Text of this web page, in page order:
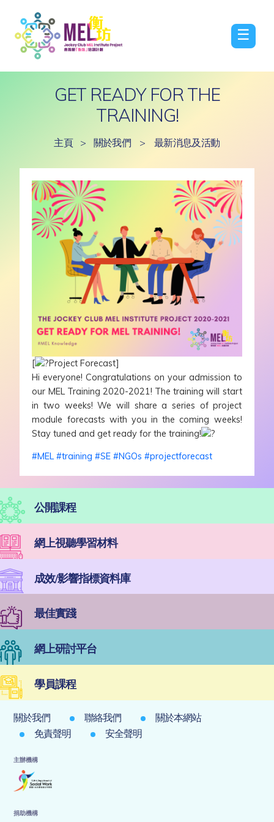
☰
GET READY FOR THE
TRAINING!
主頁 > 關於我們 > 最新消息及活動
[
Project Forecast]
Hi everyone! Congratulations on your admission to
our MEL Training 2020-2021! The training will start
in two weeks! We will share a series of project
module forecasts with you in the coming weeks!
Stay tuned and get ready for the training!
#MEL #training #SE #NGOs #projectforecast
公開課程
網上視聽學習材料
成效/影響指標資料庫
最佳實踐
網上研討平台
學員課程
關於我們 聯絡我們
關於本網站
免責聲明
安全聲明
主辦機構
捐助機構